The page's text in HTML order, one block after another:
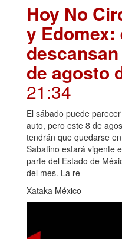
Hoy No
y
de agosto
21:34
El sábado puede
auto, pero este 8 de
tendrán que quedarse
Sabatino estará vigente
parte del Estado de
del mes. La re
Xataka México